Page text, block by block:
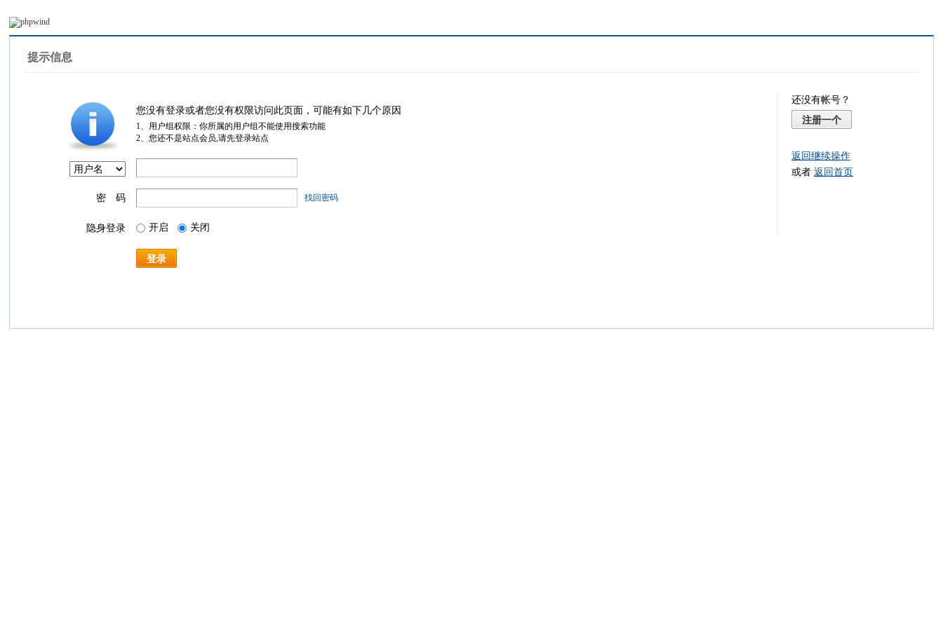
提示信息
您没有登录或者您没有权限访问此页面，可能有如下几个原因
1、用户组权限：你所属的用户组不能使用搜索功能
2、您还不是站点会员,请先登录站点
密 码 找回密码
隐身登录 开启 关闭
登录
还没有帐号？
注册一个
返回继续操作
或者 返回首页